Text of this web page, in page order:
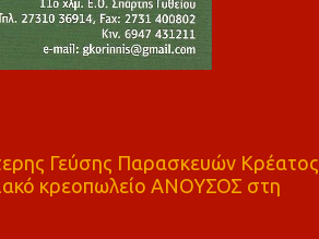
Γεύσης Παρασκευών Κρέατος
κρεοπωλείο ΑΝΟΥΣΟΣ στη